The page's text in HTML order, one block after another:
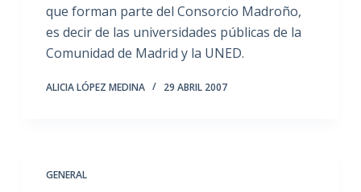
que forman parte del Consorcio Madroño,
es decir de las universidades públicas de la
Comunidad de Madrid y la UNED.
ALICIA LÓPEZ MEDINA 29 ABRIL 2007
GENERAL